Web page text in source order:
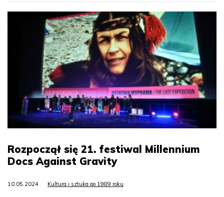
Rozpoczął się 21. festiwal Millennium
Docs Against Gravity
10.05.2024 Kultura i sztuka po 1989 roku